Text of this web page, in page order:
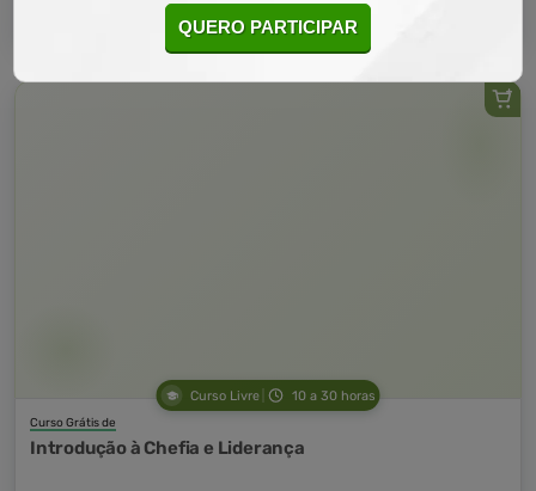
MATRICULAR AGORA
Curso Livre 10 a 30 horas
Curso Grátis de
Introdução à Chefia e Liderança
QUERO PARTICIPAR